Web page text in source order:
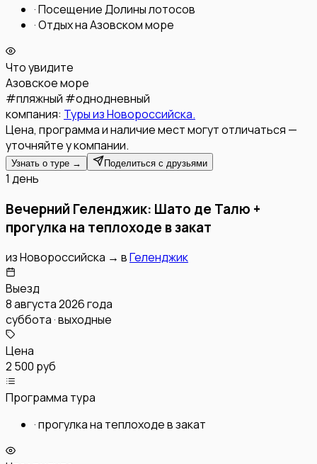
·Посещение Долины лотосов
·Отдых на Азовском море
Что увидите
Азовское море
#пляжный #однодневный
компания: Туры из Новороссийска.
Цена, программа и наличие мест могут отличаться —
уточняйте у компании.
Узнать о туре → Поделиться с друзьями
1 день
Вечерний Геленджик: Шато де Талю +
прогулка на теплоходе в закат
изНовороссийска → вГеленджик
Выезд
8 августа 2026 года
суббота · выходные
Цена
2 500 руб
Программа тура
·прогулка на теплоходе в закат